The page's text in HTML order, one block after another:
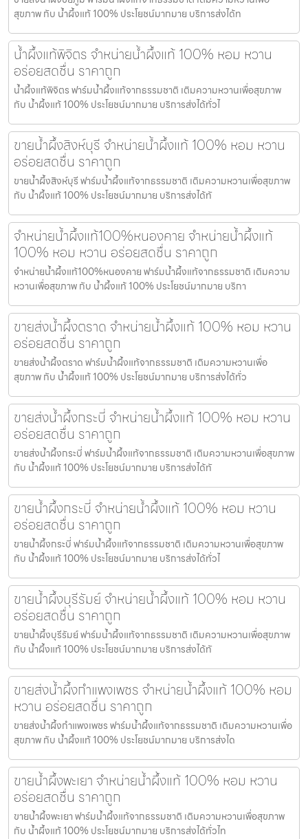
สุขภาพ กับ น้ำผึ้งแท้ 100% ประโยชน์มากมาย บริการส่งได้ท
น้ำผึ้งแท้พิจิตร จำหน่ายน้ำผึ้งแท้ 100% หอม หวาน
อร่อยสดชื่น ราคาถูก
น้ำผึ้งแท้พิจิตร ฟาร์มน้ำผึ้งแท้จากธรรมชาติ เติมความหวานเพื่อสุขภาพ
กับ น้ำผึ้งแท้ 100% ประโยชน์มากมาย บริการส่งได้ทั่วไ
ขายน้ำผึ้งสิงห์บุรี จำหน่ายน้ำผึ้งแท้ 100% หอม หวาน
อร่อยสดชื่น ราคาถูก
ขายน้ำผึ้งสิงห์บุรี ฟาร์มน้ำผึ้งแท้จากธรรมชาติ เติมความหวานเพื่อสุขภาพ
กับ น้ำผึ้งแท้ 100% ประโยชน์มากมาย บริการส่งได้ทั
จำหน่ายน้ำผึ้งแท้100%หนองคาย จำหน่ายน้ำผึ้งแท้
100% หอม หวาน อร่อยสดชื่น ราคาถูก
จำหน่ายน้ำผึ้งแท้100%หนองคาย ฟาร์มน้ำผึ้งแท้จากธรรมชาติ เติมความ
หวานเพื่อสุขภาพ กับ น้ำผึ้งแท้ 100% ประโยชน์มากมาย บริกา
ขายส่งน้ำผึ้งตราด จำหน่ายน้ำผึ้งแท้ 100% หอม หวาน
อร่อยสดชื่น ราคาถูก
ขายส่งน้ำผึ้งตราด ฟาร์มน้ำผึ้งแท้จากธรรมชาติ เติมความหวานเพื่อ
สุขภาพ กับ น้ำผึ้งแท้ 100% ประโยชน์มากมาย บริการส่งได้ทั่ว
ขายส่งน้ำผึ้งกระบี่ จำหน่ายน้ำผึ้งแท้ 100% หอม หวาน
อร่อยสดชื่น ราคาถูก
ขายส่งน้ำผึ้งกระบี่ ฟาร์มน้ำผึ้งแท้จากธรรมชาติ เติมความหวานเพื่อสุขภาพ
กับ น้ำผึ้งแท้ 100% ประโยชน์มากมาย บริการส่งได้ทั
ขายน้ำผึ้งกระบี่ จำหน่ายน้ำผึ้งแท้ 100% หอม หวาน
อร่อยสดชื่น ราคาถูก
ขายน้ำผึ้งกระบี่ ฟาร์มน้ำผึ้งแท้จากธรรมชาติ เติมความหวานเพื่อสุขภาพ
กับ น้ำผึ้งแท้ 100% ประโยชน์มากมาย บริการส่งได้ทั่วไ
ขายน้ำผึ้งบุรีรัมย์ จำหน่ายน้ำผึ้งแท้ 100% หอม หวาน
อร่อยสดชื่น ราคาถูก
ขายน้ำผึ้งบุรีรัมย์ ฟาร์มน้ำผึ้งแท้จากธรรมชาติ เติมความหวานเพื่อสุขภาพ
กับ น้ำผึ้งแท้ 100% ประโยชน์มากมาย บริการส่งได้ทั
ขายส่งน้ำผึ้งกำแพงเพชร จำหน่ายน้ำผึ้งแท้ 100% หอม
หวาน อร่อยสดชื่น ราคาถูก
ขายส่งน้ำผึ้งกำแพงเพชร ฟาร์มน้ำผึ้งแท้จากธรรมชาติ เติมความหวานเพื่อ
สุขภาพ กับ น้ำผึ้งแท้ 100% ประโยชน์มากมาย บริการส่งได
ขายน้ำผึ้งพะเยา จำหน่ายน้ำผึ้งแท้ 100% หอม หวาน
อร่อยสดชื่น ราคาถูก
ขายน้ำผึ้งพะเยา ฟาร์มน้ำผึ้งแท้จากธรรมชาติ เติมความหวานเพื่อสุขภาพ
กับ น้ำผึ้งแท้ 100% ประโยชน์มากมาย บริการส่งได้ทั่วไท